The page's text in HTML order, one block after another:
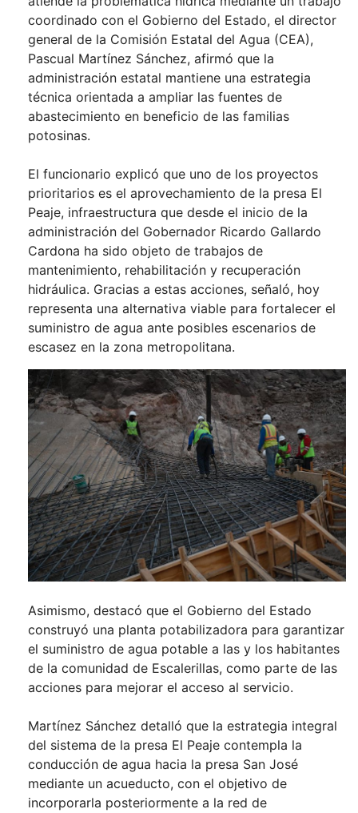
coordinado con el Gobierno del Estado, el director
general de la Comisión Estatal del Agua (CEA),
Pascual Martínez Sánchez, afirmó que la
administración estatal mantiene una estrategia
técnica orientada a ampliar las fuentes de
abastecimiento en beneficio de las familias
potosinas.
El funcionario explicó que uno de los proyectos
prioritarios es el aprovechamiento de la presa El
Peaje, infraestructura que desde el inicio de la
administración del Gobernador Ricardo Gallardo
Cardona ha sido objeto de trabajos de
mantenimiento, rehabilitación y recuperación
hidráulica. Gracias a estas acciones, señaló, hoy
representa una alternativa viable para fortalecer el
suministro de agua ante posibles escenarios de
escasez en la zona metropolitana.
Asimismo, destacó que el Gobierno del Estado
construyó una planta potabilizadora para garantizar
el suministro de agua potable a las y los habitantes
de la comunidad de Escalerillas, como parte de las
acciones para mejorar el acceso al servicio.
Martínez Sánchez detalló que la estrategia integral
del sistema de la presa El Peaje contempla la
conducción de agua hacia la presa San José
mediante un acueducto, con el objetivo de
incorporarla posteriormente a la red de